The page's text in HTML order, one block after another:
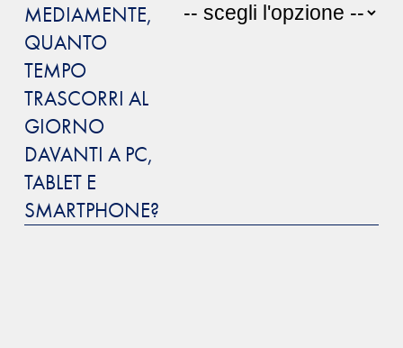
MEDIAMENTE,
QUANTO
TEMPO
TRASCORRI AL
GIORNO
DAVANTI A PC,
TABLET E
SMARTPHONE?